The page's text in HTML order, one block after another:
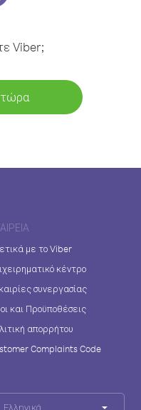
Viber;
με το Viber
κέντρο
συνεργασίας
και Προϋποθέσεις
απορρήτου
Complaints Code
Ελληνικά